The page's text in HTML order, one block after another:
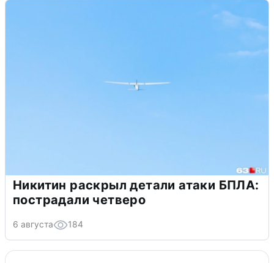
Никитин раскрыл детали атаки БПЛА:
пострадали четверо
6 августа 184